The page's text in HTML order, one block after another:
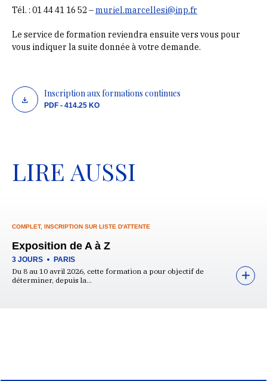
Tél. : 01 44 41 16 52 –muriel.marcellesi@inp.fr
Le service de formation reviendra ensuite vers vous pour
vous indiquer la suite donnée à votre demande.
Inscription aux formations continues
PDF - 414.25 KO
LIRE AUSSI
COMPLET, INSCRIPTION SUR LISTE D'ATTENTE
Exposition de A à Z
3 JOURS PARIS
Du 8 au 10 avril 2026, cette formation a pour objectif de
déterminer, depuis la...